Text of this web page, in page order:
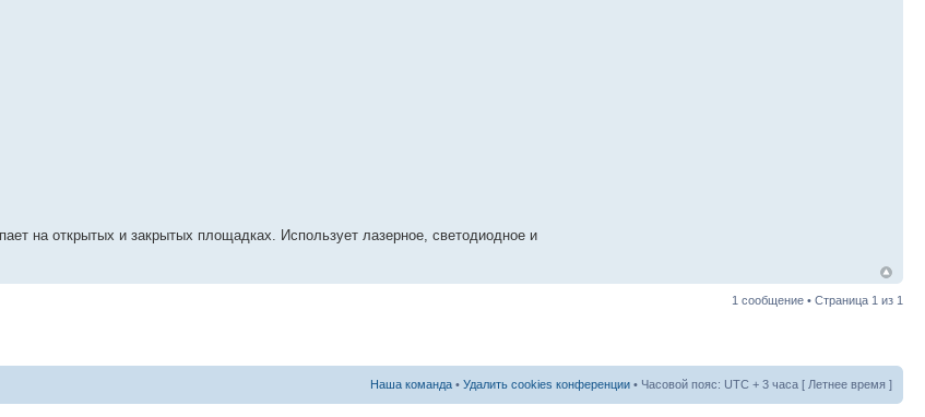
на открытых и закрытых площадках. Использует лазерное, светодиодное и
1 сообщение • Страница 1 из 1
Наша команда • Удалить cookies конференции • Часовой пояс: UTC + 3 часа [ Летнее время ]